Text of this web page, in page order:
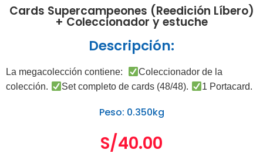
Cards Supercampeones (Reedición Líbero)
+ Coleccionador y estuche
Descripción:
La megacolección contiene:
Coleccionador de la
colección.
Set completo de cards (48/48). 1 Portacard.
Peso: 0.350kg
S/40.00